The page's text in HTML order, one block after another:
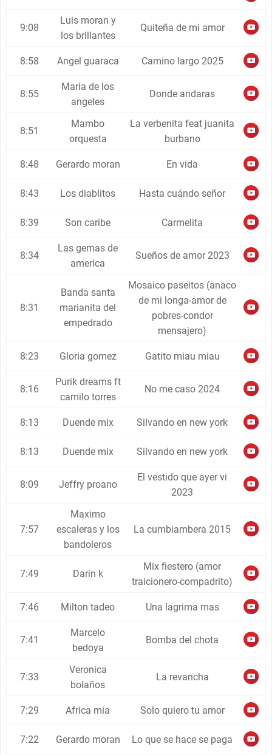
9:08
Luis moran y
los brillantes
Quiteña de mi amor
8:58 Angel guaraca Camino largo 2025
8:55
Maria de los
angeles
Donde andaras
8:51
Mambo
orquesta
La verbenita feat juanita
burbano
8:48 Gerardo moran En vida
8:43 Los diablitos Hasta cuándo señor
8:39 Son caribe Carmelita
8:34
Las gemas de
america
Sueños de amor 2023
8:31
Banda santa
marianita del
empedrado
Mosaico paseitos (anaco
de mi longa-amor de
pobres-condor
mensajero)
8:23 Gloria gomez Gatito miau miau
8:16
Purik dreams ft
camilo torres
No me caso 2024
8:13 Duende mix Silvando en new york
8:13 Duende mix Silvando en new york
8:09 Jeffry proano
El vestido que ayer vi
2023
7:57
Maximo
escaleras y los
bandoleros
La cumbiambera 2015
7:49 Darin k
Mix fiestero (amor
traicionero-compadrito)
7:46 Milton tadeo Una lagrima mas
7:41
Marcelo
bedoya
Bomba del chota
7:33
Veronica
bolaños
La revancha
7:29 Africa mia Solo quiero tu amor
7:22 Gerardo moran Lo que se hace se paga